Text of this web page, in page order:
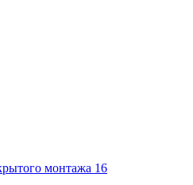
монтажа 16